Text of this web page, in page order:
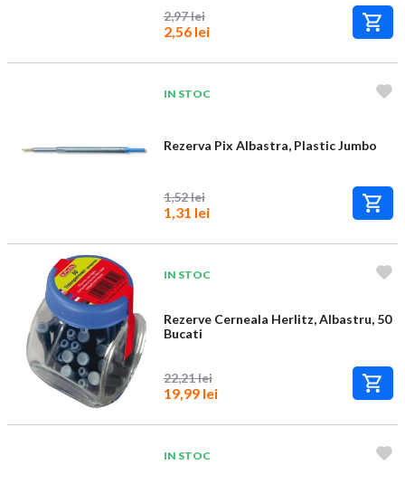
2,97 lei
2,56 lei
IN STOC
Rezerva Pix Albastra, Plastic Jumbo
1,52 lei
1,31 lei
IN STOC
Rezerve Cerneala Herlitz, Albastru, 50
Bucati
22,21 lei
19,99 lei
IN STOC